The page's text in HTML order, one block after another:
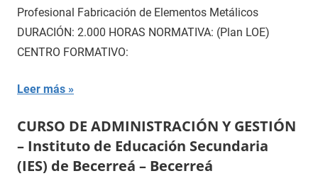
Profesional Fabricación de Elementos Metálicos
DURACIÓN: 2.000 HORAS NORMATIVA: (Plan LOE)
CENTRO FORMATIVO:
Leer más
CURSO DE ADMINISTRACIÓN Y GESTIÓN
– Instituto de Educación Secundaria
(IES) de Becerreá – Becerreá